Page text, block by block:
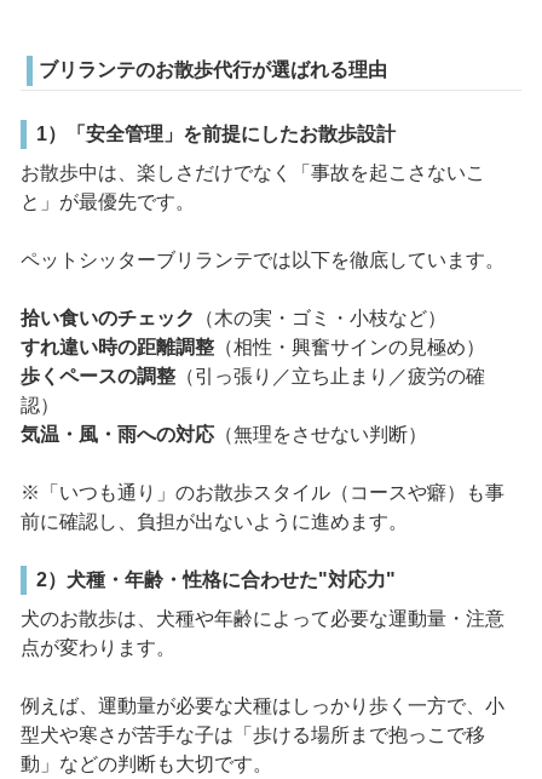
ブリランテのお散歩代行が選ばれる理由
1）「安全管理」を前提にしたお散歩設計
お散歩中は、楽しさだけでなく「事故を起こさないこ
と」が最優先です。
ペットシッターブリランテでは以下を徹底しています。
拾い食いのチェック
（木の実・ゴミ・小枝など）
すれ違い時の距離調整（相性・興奮サインの見極め）
歩くペースの調整（引っ張り／立ち止まり／疲労の確
認）
気温・風・雨への対応（無理をさせない判断）
※「いつも通り」のお散歩スタイル（コースや癖）も事
前に確認し、負担が出ないように進めます。
2）犬種・年齢・性格に合わせた"対応力"
犬のお散歩は、犬種や年齢によって必要な運動量・注意
点が変わります。
例えば、運動量が必要な犬種はしっかり歩く一方で、小
型犬や寒さが苦手な子は「歩ける場所まで抱っこで移
動」などの判断も大切です。